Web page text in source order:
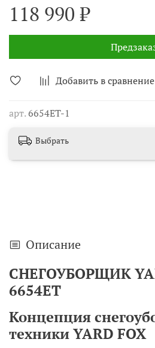
Добавить в сравнение
арт.6654ET-1
118 990 ₽
Выбрать
Описание
СНЕГОУБОРЩИК
6654ET
Концепция
техники YARD FOX